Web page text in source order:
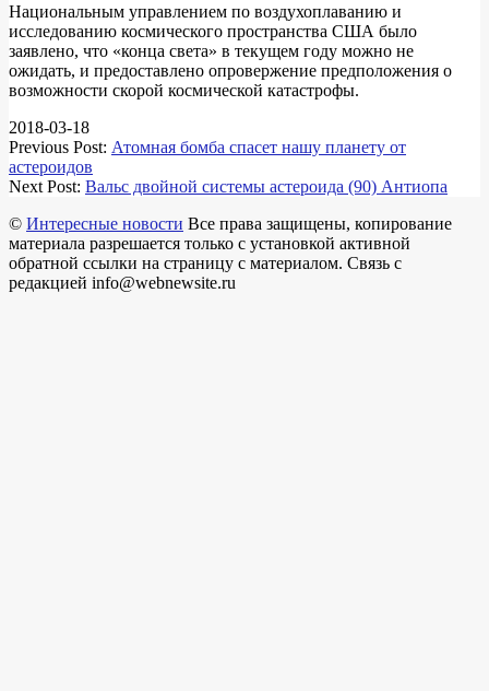
Национальным управлением по воздухоплаванию и
исследованию космического пространства США было
заявлено, что «конца света» в текущем году можно не
ожидать, и предоставлено опровержение предположения о
возможности скорой космической катастрофы.
2018-03-18
Previous Post: Атомная бомба спасет нашу планету от
астероидов
Next Post: Вальс двойной системы астероида (90) Антиопа
© Интересные новости Все права защищены, копирование
материала разрешается только с установкой активной
обратной ссылки на страницу с материалом. Связь с
редакцией info@webnewsite.ru